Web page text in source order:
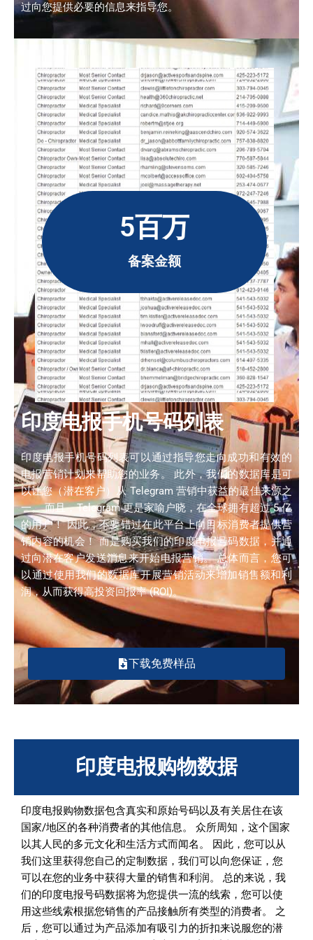
过向您提供必要的信息来指导您。
5百万
备案金额
印度电报手机号码列表
印度电报手机号码列表可以通过指导您走向成功和有效的
电报营销计划来帮助您的业务。 此外，我们的数据库是可
以让您（潜在客户）从 Telegram 营销中获益的最佳来源之
一。 而且，Telegram 更是家喻户晓，在全球拥有超过 5 亿
的用户！ 因此，不要错过在此平台上向目标消费者提供营
销内容的机会！ 而是购买我们的印度电报号码数据，并通
过向潜在客户发送消息来开始电报营销。 总体而言，您可
以通过使用我们的数据库开展营销活动来增加销售额和利
润，从而获得高投资回报率 (ROI)。
下载免费样品
印度电报购物数据
印度电报购物数据包含真实和原始号码以及有关居住在该
国家/地区的各种消费者的其他信息。 众所周知，这个国家
以其人民的多元文化和生活方式而闻名。 因此，您可以从
我们这里获得您自己的定制数据，我们可以向您保证，您
可以在您的业务中获得大量的销售和利润。 总的来说，我
们的印度电报号码数据将为您提供一流的线索，您可以使
用这些线索根据您销售的产品接触所有类型的消费者。 之
后，您可以通过为产品添加有吸引力的折扣来说服您的潜